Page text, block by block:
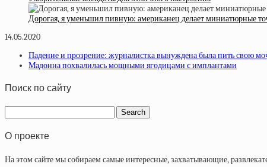
Дорогая, я уменьшил пивную: американец делает миниатюрные
14.05.2020
Падение и прозрение: журналистка вынуждена была пить свою
Мадонна похвалилась мощными ягодицами с имплантами
Поиск по сайту
О проекте
На этом сайте мы собираем самые интересные, захватывающие,